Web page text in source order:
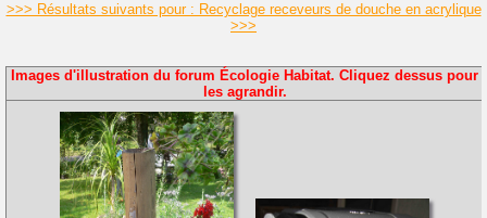
>>> Résultats suivants pour : Recyclage receveurs de douche en acrylique
>>>
Images d'illustration du forum Écologie Habitat. Cliquez dessus pour
les agrandir.